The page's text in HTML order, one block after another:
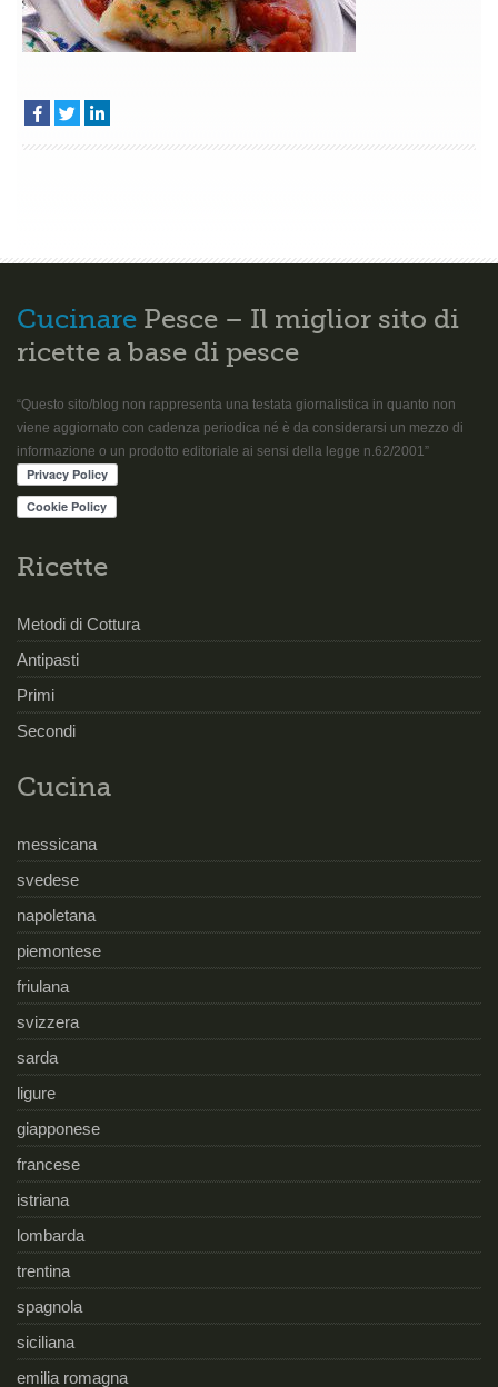
pesce
Cucinare Pesce – Il miglior sito di
ricette a base di pesce
“Questo sito/blog non rappresenta una testata giornalistica in quanto non
viene aggiornato con cadenza periodica né è da considerarsi un mezzo di
informazione o un prodotto editoriale ai sensi della legge n.62/2001”
Ricette
Metodi di Cottura
Antipasti
Primi
Secondi
Cucina
messicana
svedese
napoletana
piemontese
friulana
svizzera
sarda
ligure
giapponese
francese
istriana
lombarda
trentina
spagnola
siciliana
emilia romagna